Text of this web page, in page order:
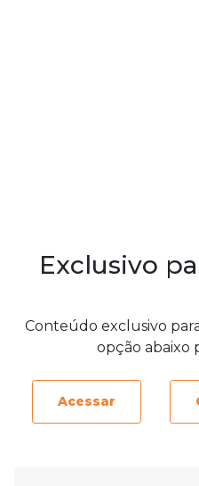
Exclusivo
Conteúdo exclusivo
opção abaixo
Acessar